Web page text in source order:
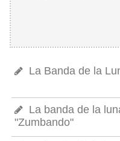
La Banda de la
La banda de la
"Zumbando"